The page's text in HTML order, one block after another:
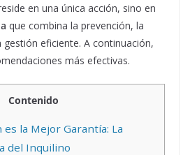
en una única acción, sino en
que combina la prevención, la
eficiente. A continuación,
más efectivas.
Contenido
es la Mejor Garantía: La
del Inquilino